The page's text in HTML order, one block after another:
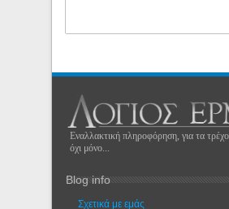
Εναλλακτική πληροφόρηση, για τα
όχι μόνο...
Blog info
Σχετικά με εμάς